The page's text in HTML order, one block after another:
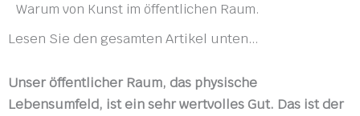
Warum von Kunst im öffentlichen Raum.
Lesen Sie den gesamten Artikel unten…
Unser öffentlicher Raum, das physische
Lebensumfeld, ist ein sehr wertvolles Gut. Das ist der